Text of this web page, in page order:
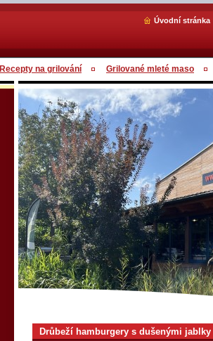
Úvodní stránka
Recepty na grilování Grilované mleté maso
Drůbeží hamburgery s dušenými jablky